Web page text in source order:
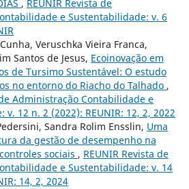
, REUNIR Revista de
e Sustentabilidade: v. 6
Veruschka Vieira Franca,
Santos de Jesus, Ecoinovação em
de Tursimo Sustentável: O estudo
no entorno do Riacho do Talhado ,
Administração Contabilidade e
12 n. 2 (2022): REUNIR: 12, 2, 2022
Sandra Rolim Ensslin, Uma
da gestão de desempenho na
sociais , REUNIR Revista de
e Sustentabilidade: v. 14
14, 2, 2024